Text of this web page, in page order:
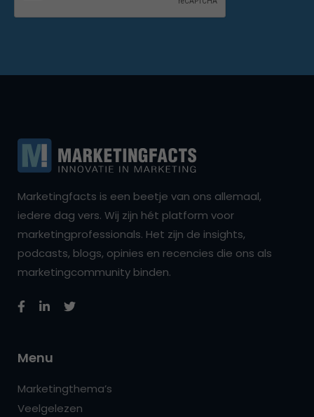
Marketingfacts is een beetje van ons allemaal,
iedere dag vers. Wij zijn hét platform voor
marketingprofessionals. Het zijn de insights,
podcasts, blogs, opinies en recencies die ons als
marketingcommunity binden.
Menu
Marketingthema’s
Veelgelezen